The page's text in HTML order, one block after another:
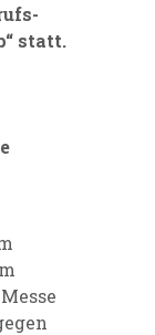
statt.